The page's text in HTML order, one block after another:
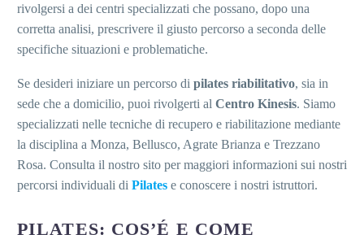
rivolgersi a dei centri specializzati che possano, dopo una
corretta analisi, prescrivere il giusto percorso a seconda delle
specifiche situazioni e problematiche.
Se desideri iniziare un percorso di pilates riabilitativo, sia in
sede che a domicilio, puoi rivolgerti al Centro Kinesis. Siamo
specializzati nelle tecniche di recupero e riabilitazione mediante
la disciplina a Monza, Bellusco, Agrate Brianza e Trezzano
Rosa. Consulta il nostro sito per maggiori informazioni sui nostri
percorsi individuali di Pilates e conoscere i nostri istruttori.
PILATES: COS’É E COME